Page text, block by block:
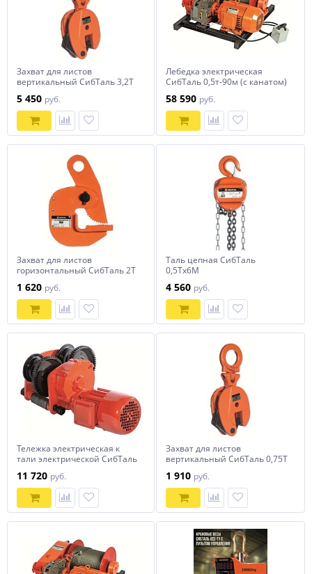
Захват для листов
вертикальный СибТаль 3,2Т
5 450 руб.
Лебедка электрическая
СибТаль 0,5т-90м (с канатом)
58 590 руб.
Захват для листов
горизонтальный СибТаль 2Т
1 620 руб.
Таль цепная СибТаль
0,5Тх6М
4 560 руб.
Тележка электрическая к
тали электрической СибТаль
11 720 руб.
Захват для листов
вертикальный СибТаль 0,75Т
1 910 руб.